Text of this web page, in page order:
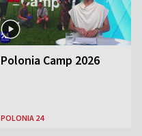
Polonia Camp 2026
POLONIA 24